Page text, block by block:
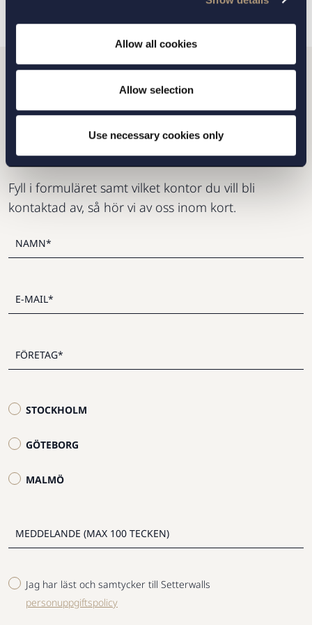
Allow all cookies
Allow selection
Use necessary cookies only
STOCKHOLM
GÖTEBORG
MALMÖ
Jag har läst och samtycker till Setterwalls
personuppgiftspolicy
Vill du komma i kontakt
med oss?
Fyll i formuläret samt vilket kontor du vill bli
kontaktad av, så hör vi av oss inom kort.